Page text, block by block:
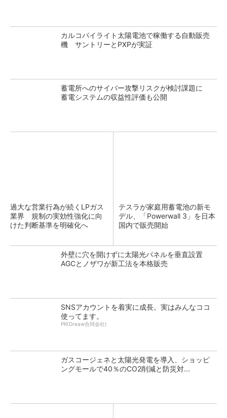
カルコパイライト太陽電池で稼働する自動販売
機 サントリーとPXPが実証
蓄電所へのサイバー攻撃リスクが検討課題に
蓄電システムの収益性評価も公開
過大な営業行為が続くLPガス
業界 規制の実効性強化に向
けた判断基準を明確化へ
テスラが家庭用蓄電池の新モ
デル、「Powerwall 3」を日本
国内で販売開始
外壁に穴を開けずに太陽光パネルを垂直設置
AGCとノザワが新工法を本格販売
SNSアカウントを着実に成長。実はみんなココ
使ってます。
PR(Dreaw合同会社)
ガスコージェネと太陽光発電を導入、ショッピ
ングモールで40％のCO2削減と防災対...